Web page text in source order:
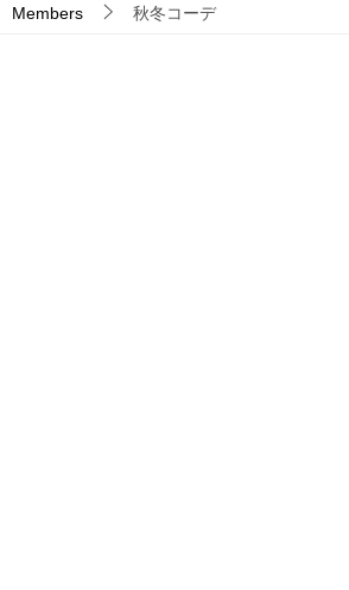
Members 秋冬コーデ